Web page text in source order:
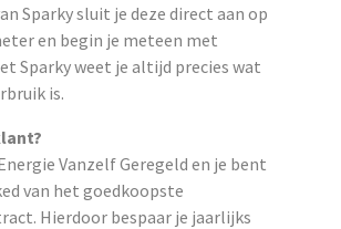
Sparky sluit je deze direct aan op
en begin je meteen met
Sparky weet je altijd precies wat
is.
Vanzelf Geregeld en je bent
van het goedkoopste
Hierdoor bespaar je jaarlijks